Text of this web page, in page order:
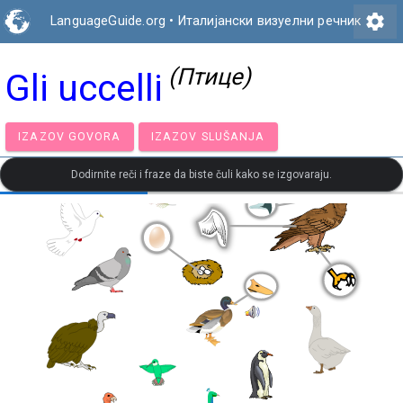
LanguageGuide.org • Италијански визуелни речник settings
Gli uccelli (Птице)
IZAZOV GOVORA IZAZOV SLUŠANJA
Dodirnite reči i fraze da biste čuli kako se izgovaraju.